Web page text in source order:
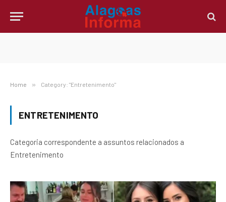
Home » Category: "Entretenimento"
ENTRETENIMENTO
Categoria correspondente a assuntos relacionados a
Entretenimento